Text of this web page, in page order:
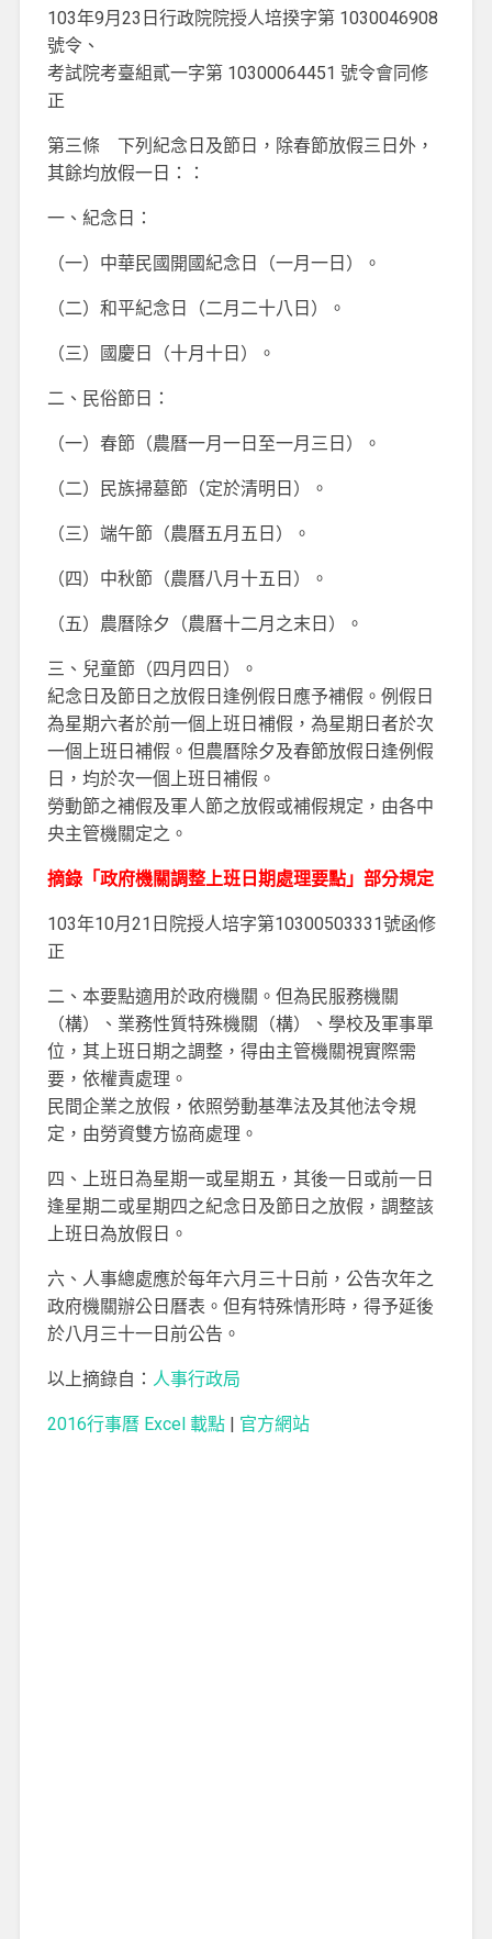
103年9月23日行政院院授人培揆字第 1030046908
號令、
考試院考臺組貳一字第 10300064451 號令會同修
正
第三條 下列紀念日及節日，除春節放假三日外，
其餘均放假一日：：
一、紀念日：
（一）中華民國開國紀念日（一月一日）。
（二）和平紀念日（二月二十八日）。
（三）國慶日（十月十日）。
二、民俗節日：
（一）春節（農曆一月一日至一月三日）。
（二）民族掃墓節（定於清明日）。
（三）端午節（農曆五月五日）。
（四）中秋節（農曆八月十五日）。
（五）農曆除夕（農曆十二月之末日）。
三、兒童節（四月四日）。
紀念日及節日之放假日逢例假日應予補假。例假日
為星期六者於前一個上班日補假，為星期日者於次
一個上班日補假。但農曆除夕及春節放假日逢例假
日，均於次一個上班日補假。
勞動節之補假及軍人節之放假或補假規定，由各中
央主管機關定之。
摘錄「政府機關調整上班日期處理要點」部分規定
103年10月21日院授人培字第10300503331號函修
正
二、本要點適用於政府機關。但為民服務機關
（構）、業務性質特殊機關（構）、學校及軍事單
位，其上班日期之調整，得由主管機關視實際需
要，依權責處理。
民間企業之放假，依照勞動基準法及其他法令規
定，由勞資雙方協商處理。
四、上班日為星期一或星期五，其後一日或前一日
逢星期二或星期四之紀念日及節日之放假，調整該
上班日為放假日。
六、人事總處應於每年六月三十日前，公告次年之
政府機關辦公日曆表。但有特殊情形時，得予延後
於八月三十一日前公告。
以上摘錄自： 人事行政局
2016行事曆 Excel 載點| 官方網站